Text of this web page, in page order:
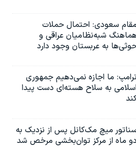
مقام سعودی: احتمال حملات
هماهنگ شبه‌نظامیان عراقی و
به عربستان وجود دارد
ما اجازه نمی‌دهیم جمهوری
به سلاح هسته‌ای دست پیدا
سناتور میچ مک‌کانل پس از نزدیک به
دو ماه از مرکز توان‌بخشی مرخص شد